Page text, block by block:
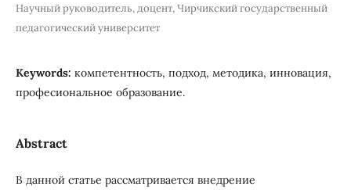
Научный руководитель, доцент, Чирчикский государственный
педагогический университет
Keywords: компетентность, подход, методика, инновация,
професиональное образование.
Abstract
В данной статье рассматривается внедрение